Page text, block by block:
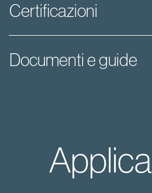
Certificazioni
Documenti e guide